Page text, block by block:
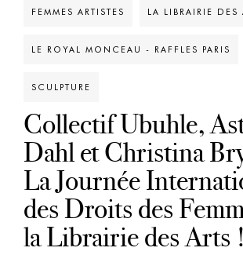
FEMMES ARTISTES LA LIBRAIRIE DES
LE ROYAL MONCEAU - RAFFLES PARIS
SCULPTURE
Collectif Ubuhle,
Dahl et Christina
La Journée
des Droits des
la Librairie des Arts !